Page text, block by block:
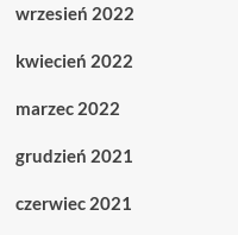
wrzesień 2022
kwiecień 2022
marzec 2022
grudzień 2021
czerwiec 2021